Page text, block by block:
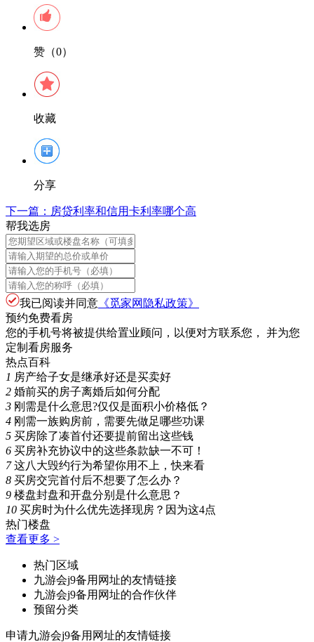
赞（0）
收藏
分享
下一篇： 房贷利率和信用卡利率哪个高
帮我选房
我已阅读并同意 《觅家网隐私政策》
预约免费看房
您的手机号将被提供给置业顾问，以便对方联系您， 并为您
定制看房服务
热点百科
1 房产给子女是继承好还是买卖好
2 婚前买的房子离婚后如何分配
3 刚需是什么意思?仅仅是面积小价格低？
4 刚需一族购房前，需要先做足哪些功课
5 买房除了凑首付还要提前留出这些钱
6 买房补充协议中的这些条款缺一不可！
7 这八大毁约行为希望你用不上，快来看
8 买房交完首付后不想要了怎么办？
9 楼盘封盘和开盘分别是什么意思？
10 买房时为什么优先选择现房？因为这4点
热门楼盘
查看更多 >
热门区域
九游会j9备用网址的友情链接
九游会j9备用网址的合作伙伴
预留分类
申请九游会j9备用网址的友情链接